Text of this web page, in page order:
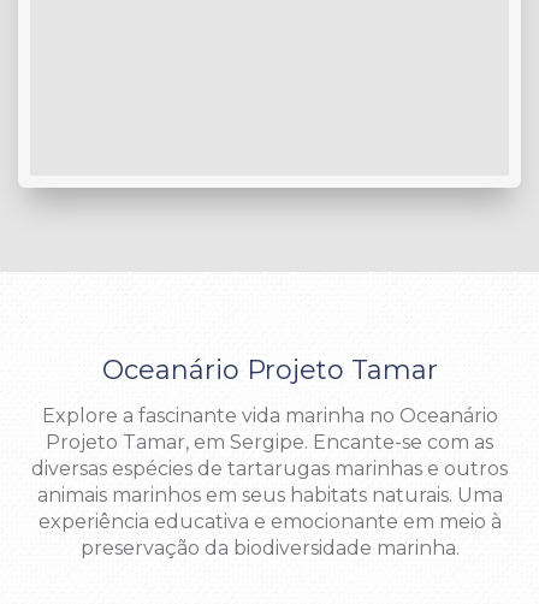
Oceanário Projeto Tamar
Explore a fascinante vida marinha no Oceanário
Projeto Tamar, em Sergipe. Encante-se com as
diversas espécies de tartarugas marinhas e outros
animais marinhos em seus habitats naturais. Uma
experiência educativa e emocionante em meio à
preservação da biodiversidade marinha.